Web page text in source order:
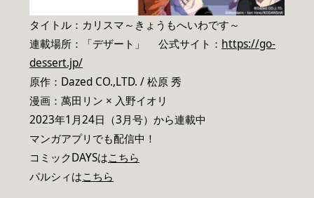
タイトル：カリスマ～きょうもへいわです～
連載場所：「デザート」 公式サイト： https://go-
dessert.jp/
原作：Dazed CO.,LTD. / 松原 秀
漫画：萬田リン × 入野イオリ
2023年1月24日（3月号）から連載中
マンガアプリでも配信中！
コミックDAYSはこちら
パルシィはこちら